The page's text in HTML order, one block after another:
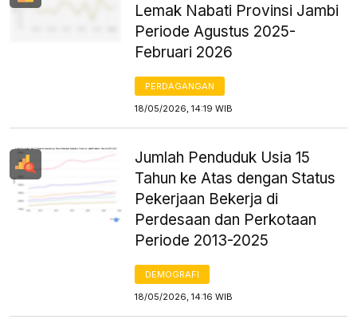
Lemak Nabati Provinsi Jambi
Periode Agustus 2025-
Februari 2026
PERDAGANGAN
18/05/2026, 14:19 WIB
Jumlah Penduduk Usia 15
Tahun ke Atas dengan Status
Pekerjaan Bekerja di
Perdesaan dan Perkotaan
Periode 2013-2025
DEMOGRAFI
18/05/2026, 14:16 WIB